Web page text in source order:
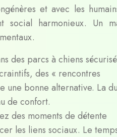
et avec les
harmonieux. Un
des parcs à chiens
des « rencontres
une bonne alternative. La
de confort.
des moments de détente
les liens sociaux. Le